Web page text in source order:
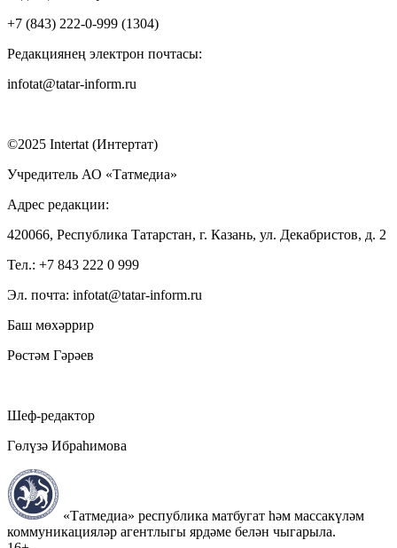
+7 (843) 222-0-999 (1304)
Редакциянең электрон почтасы:
infotat@tatar-inform.ru
©2025 Intertat (Интертат)
Учредитель АО «Татмедиа»
Адрес редакции:
420066, Республика Татарстан, г. Казань, ул. Декабристов, д. 2
Тел.: +7 843 222 0 999
Эл. почта: infotat@tatar-inform.ru
Баш мөхәррир
Рөстәм Гәрәев
Шеф-редактор
Гөлүзә Ибраһимова
«Татмедиа» республика матбугат һәм массакүләм
коммуникацияләр агентлыгы ярдәме белән чыгарыла.